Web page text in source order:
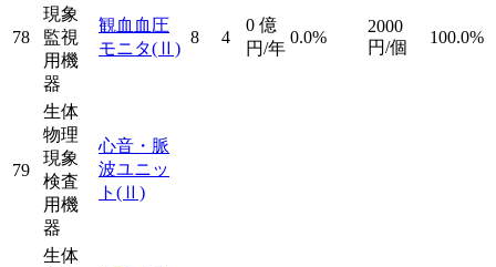
78
現象
監視
用機
器
観血血圧
モニタ(Ⅱ)
8 4
0 億
円/年
0.0%
2000
円/個
100.0%
79
生体
物理
現象
検査
用機
器
心音・脈
波ユニッ
ト (Ⅱ)
生体